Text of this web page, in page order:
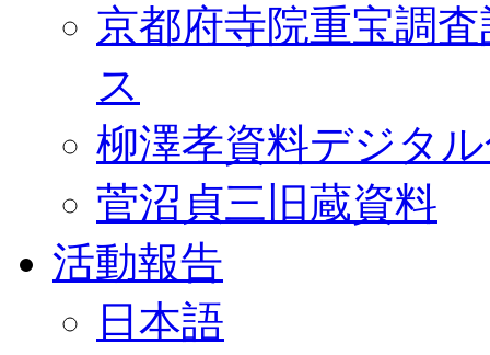
京都府寺院重宝調
ス
柳澤孝資料デジタ
菅沼貞三旧蔵資料
活動報告
日本語